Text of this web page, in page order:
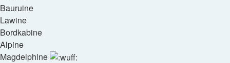
Bauruine
Lawine
Bordkabine
Alpine
Magdelphine